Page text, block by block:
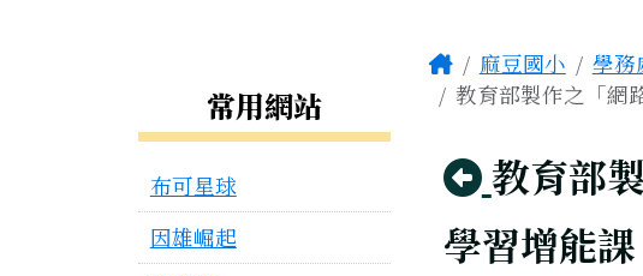
左邊區域內容
常用網站
布可星球
因雄崛起
主內容區域
Home麻豆國小 學務
教育部製作之「網
回上頁
教育部
學習增能